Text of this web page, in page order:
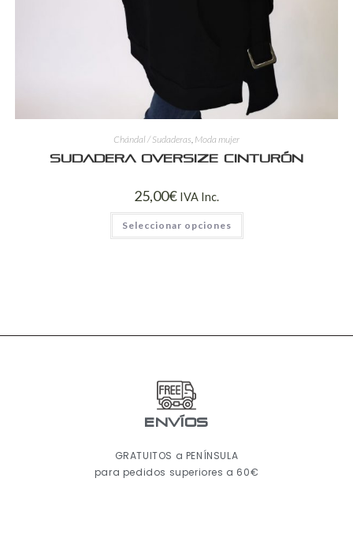
Chándal / Sudaderas Moda mujer
Sudadera oversize cinturón
25,00€ IVA Inc.
Seleccionar opciones
ENVÍOS
GRATUITOS a PENÍNSULA
para pedidos superiores a 60€